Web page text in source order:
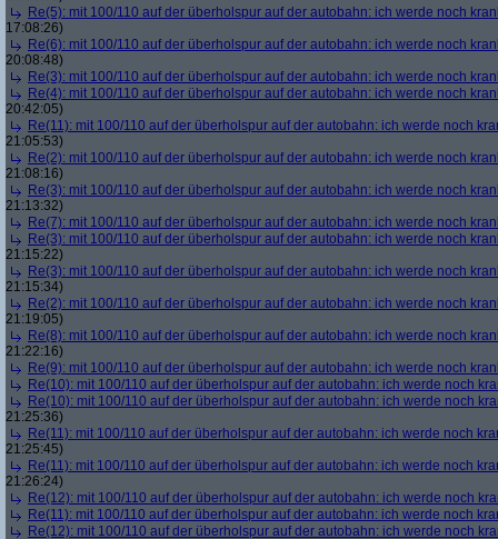
Re(5): mit 100/110 auf der überholspur auf der autobahn: ich werde noch
17:08:26)
Re(6): mit 100/110 auf der überholspur auf der autobahn: ich werde noch
20:08:48)
Re(3): mit 100/110 auf der überholspur auf der autobahn: ich werde noch
Re(4): mit 100/110 auf der überholspur auf der autobahn: ich werde noch
20:42:05)
Re(11): mit 100/110 auf der überholspur auf der autobahn: ich werde noch
21:05:53)
Re(2): mit 100/110 auf der überholspur auf der autobahn: ich werde noch
21:08:16)
Re(3): mit 100/110 auf der überholspur auf der autobahn: ich werde noch
21:13:32)
Re(7): mit 100/110 auf der überholspur auf der autobahn: ich werde noch
Re(3): mit 100/110 auf der überholspur auf der autobahn: ich werde noch
21:15:22)
Re(3): mit 100/110 auf der überholspur auf der autobahn: ich werde noch
21:15:34)
Re(2): mit 100/110 auf der überholspur auf der autobahn: ich werde noch
21:19:05)
Re(8): mit 100/110 auf der überholspur auf der autobahn: ich werde noch
21:22:16)
Re(9): mit 100/110 auf der überholspur auf der autobahn: ich werde noch
Re(10): mit 100/110 auf der überholspur auf der autobahn: ich werde noch
Re(10): mit 100/110 auf der überholspur auf der autobahn: ich werde noch
21:25:36)
Re(11): mit 100/110 auf der überholspur auf der autobahn: ich werde noch
21:25:45)
Re(11): mit 100/110 auf der überholspur auf der autobahn: ich werde noch
21:26:24)
Re(12): mit 100/110 auf der überholspur auf der autobahn: ich werde noch
Re(11): mit 100/110 auf der überholspur auf der autobahn: ich werde noch
Re(12): mit 100/110 auf der überholspur auf der autobahn: ich werde noch